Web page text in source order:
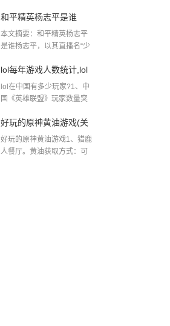
和平精英杨志平是谁
「男主播游戏和平精
本文摘要：和平精英杨志平
是谁杨志平，以其直播名“少
lol每年游戏人数统计,lol
每日在线人数查询国服
lol在中国有多少玩家?1、中
国《英雄联盟》玩家数量突
好玩的原神黄油游戏(关
于原神很污的游戏的简
好玩的原神黄油游戏1、猎鹿
人餐厅。黄油获取方式：可